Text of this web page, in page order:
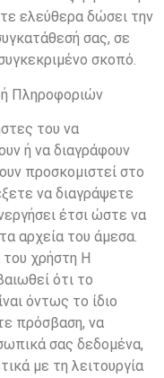
ελεύθερα δώσει την
σας, σε
σκοπό.
Πληροφοριών
του να
ή να διαγράφουν
προσκομιστεί στο
να διαγράψετε
έτσι ώστε να
αρχεία του άμεσα.
του χρήστη Η
ότι το
όντως το ίδιο
πρόσβαση, να
σας δεδομένα,
με τη λειτουργία